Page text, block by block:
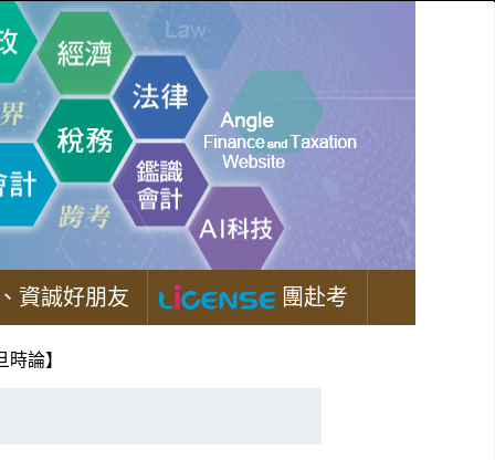
資誠好朋友 團赴考
論】